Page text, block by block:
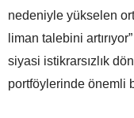
nedeniyle yükselen
liman talebini
siyasi istikrarsızlık
portföylerinde önemli